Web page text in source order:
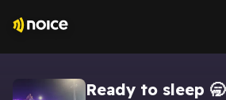
Ready to sleep 🥱